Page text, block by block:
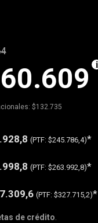
$132.735
(PTF: $245.786,4)*
(PTF: $263.992,8)*
(PTF: $327.715,2)*
de crédito.